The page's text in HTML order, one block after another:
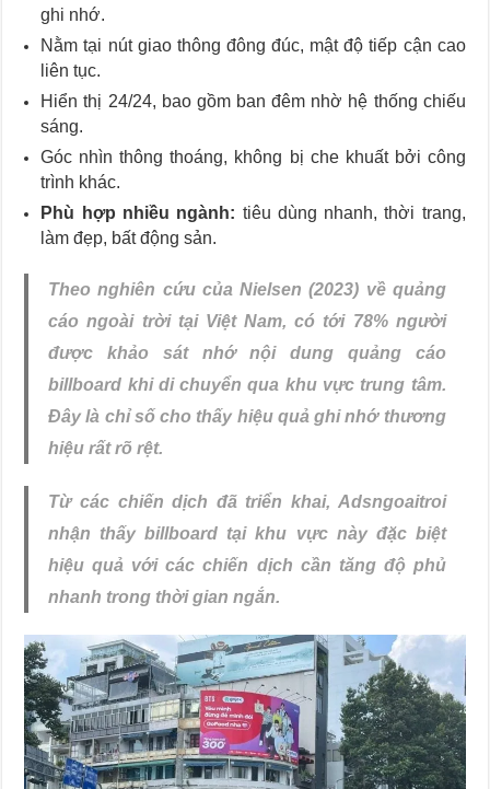
ghi nhớ.
Nằm tại nút giao thông đông đúc, mật độ tiếp cận cao
liên tục.
Hiển thị 24/24, bao gồm ban đêm nhờ hệ thống chiếu
sáng.
Góc nhìn thông thoáng, không bị che khuất bởi công
trình khác.
Phù hợp nhiều ngành: tiêu dùng nhanh, thời trang,
làm đẹp, bất động sản.
Theo nghiên cứu của Nielsen (2023) về quảng
cáo ngoài trời tại Việt Nam, có tới 78% người
được khảo sát nhớ nội dung quảng cáo
billboard khi di chuyển qua khu vực trung tâm.
Đây là chỉ số cho thấy hiệu quả ghi nhớ thương
hiệu rất rõ rệt.
Từ các chiến dịch đã triển khai, Adsngoaitroi
nhận thấy billboard tại khu vực này đặc biệt
hiệu quả với các chiến dịch cần tăng độ phủ
nhanh trong thời gian ngắn.